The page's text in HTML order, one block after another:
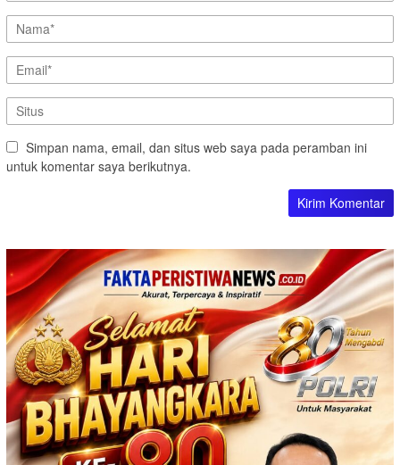
Simpan nama, email, dan situs web saya pada peramban ini
untuk komentar saya berikutnya.